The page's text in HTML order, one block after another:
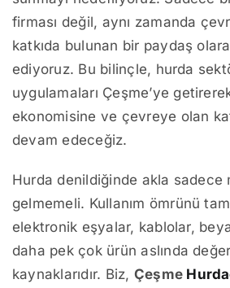
firması değil, aynı zamanda
katkıda bulunan bir paydaş
ediyoruz. Bu bilinçle, hurda
uygulamaları Çeşme’ye
ekonomisine ve çevreye olan
devam edeceğiz.
Hurda denildiğinde akla sadece
gelmemeli. Kullanım ömrünü
elektronik eşyalar, kablolar,
daha pek çok ürün aslında
kaynaklarıdır. Biz, Çeşme